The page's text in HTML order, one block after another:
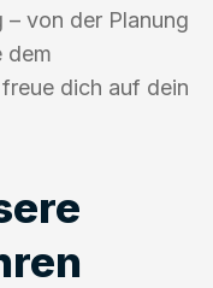
von der Planung
dem
dich auf dein